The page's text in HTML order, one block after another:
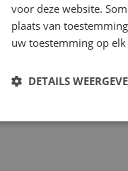
voor deze website.
plaats van
uw toestemming op
DETAILS